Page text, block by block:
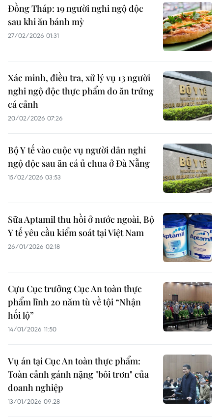
Đồng Tháp: 19 người nghi ngộ độc
sau khi ăn bánh mỳ
27/02/2026 01:31
Xác minh, điều tra, xử lý vụ 13 người
nghi ngộ độc thực phẩm do ăn trứng
cá cảnh
20/02/2026 07:26
Bộ Y tế vào cuộc vụ người dân nghi
ngộ độc sau ăn cá ủ chua ở Đà Nẵng
15/02/2026 03:53
Sữa Aptamil thu hồi ở nước ngoài, Bộ
Y tế yêu cầu kiểm soát tại Việt Nam
26/01/2026 02:18
Cựu Cục trưởng Cục An toàn thực
phẩm lĩnh 20 năm tù về tội “Nhận
hối lộ”
14/01/2026 11:50
Vụ án tại Cục An toàn thực phẩm:
Toàn cảnh gánh nặng "bôi trơn" của
doanh nghiệp
13/01/2026 09:28